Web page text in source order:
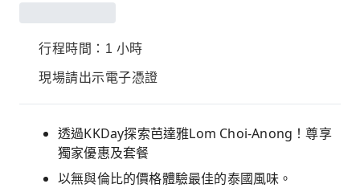
行程時間：1 小時
現場請出示電子憑證
透過KKDay探索芭達雅Lom Choi-Anong！尊享
獨家優惠及套餐
以無與倫比的價格體驗最佳的泰國風味。